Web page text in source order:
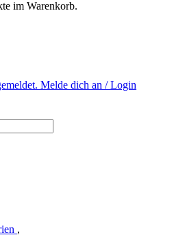
im Warenkorb.
Melde dich an / Login
,